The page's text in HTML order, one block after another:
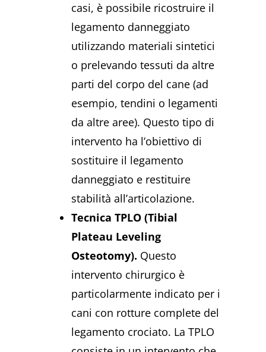
casi, è possibile ricostruire il
legamento danneggiato
utilizzando materiali sintetici
o prelevando tessuti da altre
parti del corpo del cane (ad
esempio, tendini o legamenti
da altre aree). Questo tipo di
intervento ha l’obiettivo di
sostituire il legamento
danneggiato e restituire
stabilità all’articolazione.
Tecnica TPLO (Tibial
Plateau Leveling
Osteotomy). Questo
intervento chirurgico è
particolarmente indicato per i
cani con rotture complete del
legamento crociato. La TPLO